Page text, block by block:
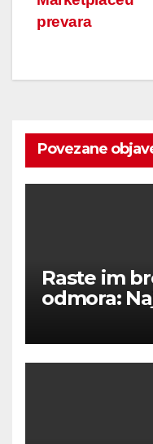
prevara
Povezane
Raste im
odmora: